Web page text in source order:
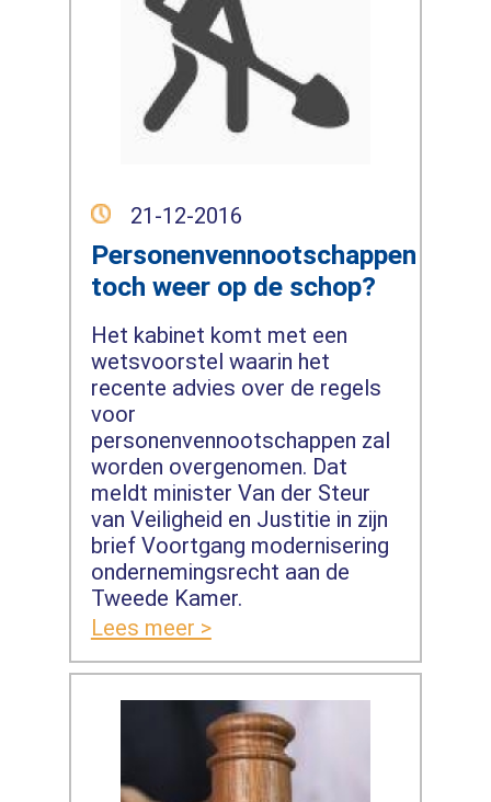
21-12-2016
Personenvennootschappen
toch weer op de schop?
Het kabinet komt met een
wetsvoorstel waarin het
recente advies over de regels
voor
personenvennootschappen zal
worden overgenomen. Dat
meldt minister Van der Steur
van Veiligheid en Justitie in zijn
brief Voortgang modernisering
ondernemingsrecht aan de
Tweede Kamer.
Lees meer >